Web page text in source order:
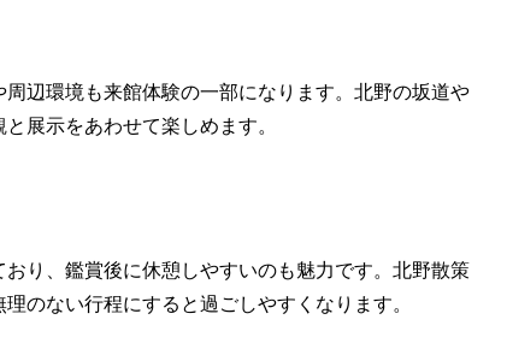
辺環境も来館体験の一部になります。北野の坂道や
展示をあわせて楽しめます。
り、鑑賞後に休憩しやすいのも魅力です。北野散策
のない行程にすると過ごしやすくなります。